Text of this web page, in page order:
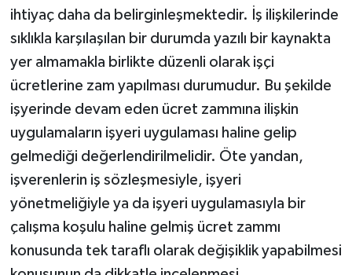
ihtiyaç daha da belirginleşmektedir. İş ilişkilerinde
sıklıkla karşılaşılan bir durumda yazılı bir kaynakta
yer almamakla birlikte düzenli olarak işçi
ücretlerine zam yapılması durumudur. Bu şekilde
işyerinde devam eden ücret zammına ilişkin
uygulamaların işyeri uygulaması haline gelip
gelmediği değerlendirilmelidir. Öte yandan,
işverenlerin iş sözleşmesiyle, işyeri
yönetmeliğiyle ya da işyeri uygulamasıyla bir
çalışma koşulu haline gelmiş ücret zammı
konusunda tek taraflı olarak değişiklik yapabilmesi